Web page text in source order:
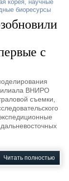
корея, научные
биоресурсы
с
ВНИРО
съемки,
Читать полностью